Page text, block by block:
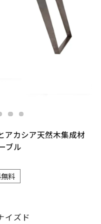
アカシア天然木集成材
ブル
料
イズド